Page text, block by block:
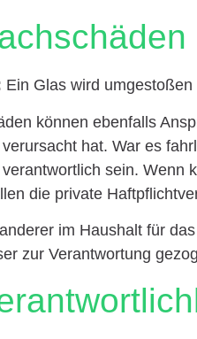
Ein Glas wird
können ebenfalls
hat. War es
sein. Wenn
die private
im Haushalt für
zur Verantwortung